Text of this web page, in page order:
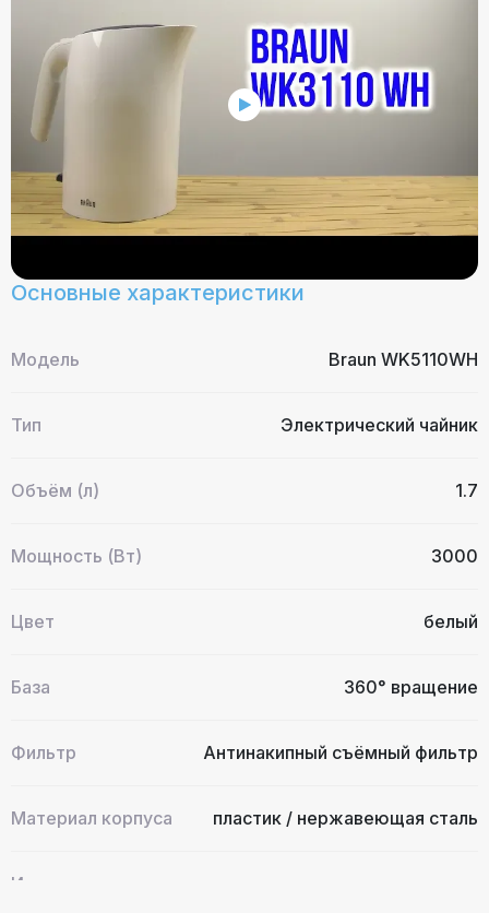
Основные характеристики
Модель Braun WK5110WH
Тип Электрический чайник
Объём (л) 1.7
Мощность (Вт) 3000
Цвет белый
База 360° вращение
Фильтр Антинакипный съёмный фильтр
Материал корпуса пластик / нержавеющая сталь
Индикатор уровня